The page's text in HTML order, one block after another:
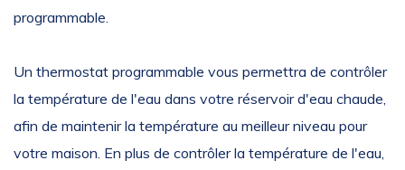
programmable.
Un thermostat programmable vous permettra de contrôler
la température de l'eau dans votre réservoir d'eau chaude,
afin de maintenir la température au meilleur niveau pour
votre maison. En plus de contrôler la température de l'eau,